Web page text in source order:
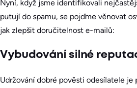
Nyní, když jsme identifikovali
putují do spamu, se pojďme věnovat
jak zlepšit doručitelnost e-mailů:
Vybudování silné
Udržování dobré pověsti odesílatele